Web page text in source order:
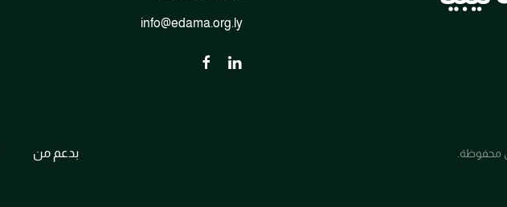
info@edama.org.ly
بدعم من